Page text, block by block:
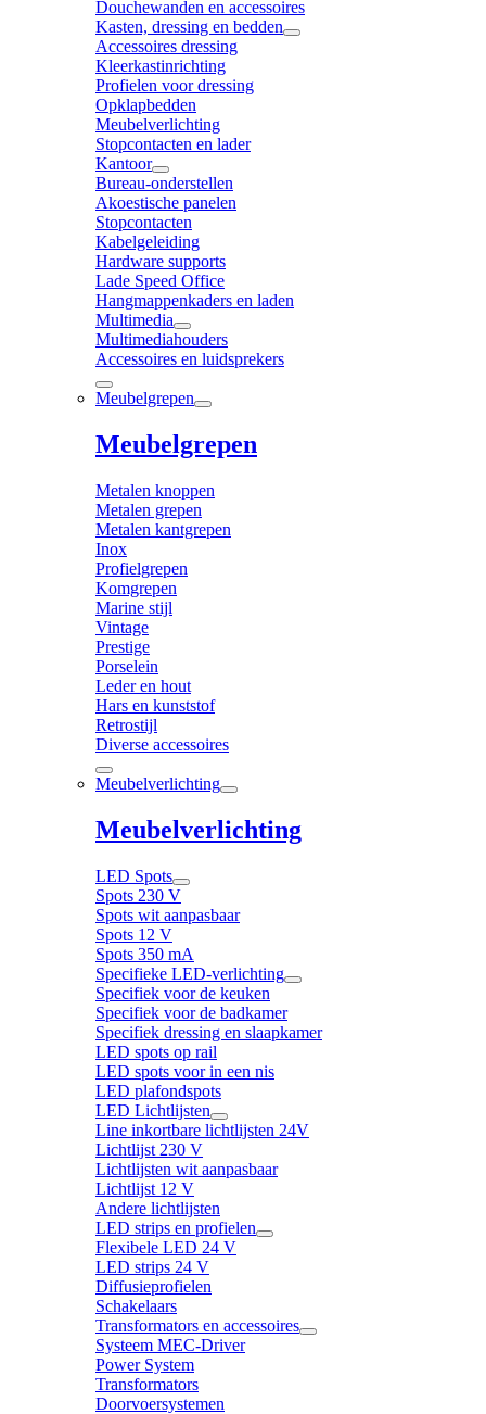
Douchewanden en accessoires
Kasten, dressing en bedden
Accessoires dressing
Kleerkastinrichting
Profielen voor dressing
Opklapbedden
Meubelverlichting
Stopcontacten en lader
Kantoor
Bureau-onderstellen
Akoestische panelen
Stopcontacten
Kabelgeleiding
Hardware supports
Lade Speed Office
Hangmappenkaders en laden
Multimedia
Multimediahouders
Accessoires en luidsprekers
Meubelgrepen
Meubelgrepen
Metalen knoppen
Metalen grepen
Metalen kantgrepen
Inox
Profielgrepen
Komgrepen
Marine stijl
Vintage
Prestige
Porselein
Leder en hout
Hars en kunststof
Retrostijl
Diverse accessoires
Meubelverlichting
Meubelverlichting
LED Spots
Spots 230 V
Spots wit aanpasbaar
Spots 12 V
Spots 350 mA
Specifieke LED-verlichting
Specifiek voor de keuken
Specifiek voor de badkamer
Specifiek dressing en slaapkamer
LED spots op rail
LED spots voor in een nis
LED plafondspots
LED Lichtlijsten
Line inkortbare lichtlijsten 24V
Lichtlijst 230 V
Lichtlijsten wit aanpasbaar
Lichtlijst 12 V
Andere lichtlijsten
LED strips en profielen
Flexibele LED 24 V
LED strips 24 V
Diffusieprofielen
Schakelaars
Transformators en accessoires
Systeem MEC-Driver
Power System
Transformators
Doorvoersystemen